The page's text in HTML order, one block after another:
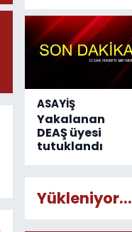
ASAYİŞ
Yakalanan
DEAŞ üyesi
tutuklandı
Yükleniyor...